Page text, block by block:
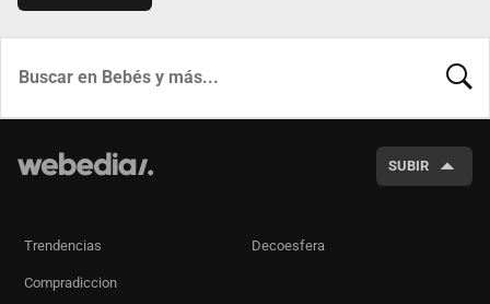
SUBIR
Trendencias Decoesfera
Compradiccion